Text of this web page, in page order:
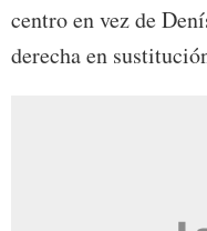
centro en vez de
derecha en